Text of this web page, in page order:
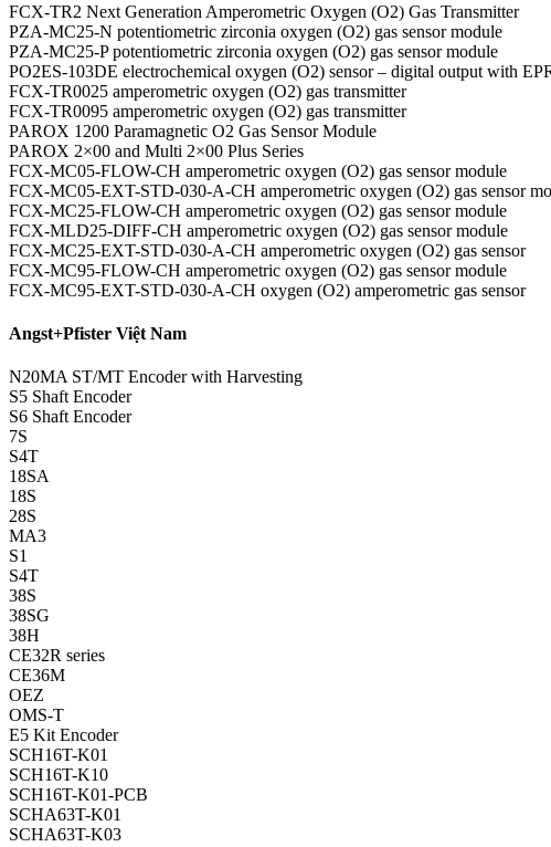
FCX-TR2 Next Generation Amperometric Oxygen (O2) Gas Transmitter
PZA-MC25-N potentiometric zirconia oxygen (O2) gas sensor module
PZA-MC25-P potentiometric zirconia oxygen (O2) gas sensor module
PO2ES-103DE electrochemical oxygen (O2) sensor – digital output with
FCX-TR0025 amperometric oxygen (O2) gas transmitter
FCX-TR0095 amperometric oxygen (O2) gas transmitter
PAROX 1200 Paramagnetic O2 Gas Sensor Module
PAROX 2×00 and Multi 2×00 Plus Series
FCX-MC05-FLOW-CH amperometric oxygen (O2) gas sensor module
FCX-MC05-EXT-STD-030-A-CH amperometric oxygen (O2) gas sensor
FCX-MC25-FLOW-CH amperometric oxygen (O2) gas sensor module
FCX-MLD25-DIFF-CH amperometric oxygen (O2) gas sensor module
FCX-MC25-EXT-STD-030-A-CH amperometric oxygen (O2) gas sensor
FCX-MC95-FLOW-CH amperometric oxygen (O2) gas sensor module
FCX-MC95-EXT-STD-030-A-CH oxygen (O2) amperometric gas sensor
Angst+Pfister Việt Nam
N20MA ST/MT Encoder with Harvesting
S5 Shaft Encoder
S6 Shaft Encoder
7S
S4T
18SA
18S
28S
MA3
S1
S4T
38S
38SG
38H
CE32R series
CE36M
OEZ
OMS-T
E5 Kit Encoder
SCH16T-K01
SCH16T-K10
SCH16T-K01-PCB
SCHA63T-K01
SCHA63T-K03